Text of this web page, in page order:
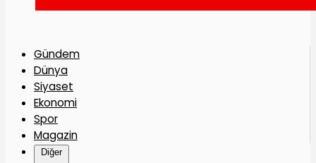
Gündem
Dünya
Siyaset
Ekonomi
Spor
Magazin
Diğer